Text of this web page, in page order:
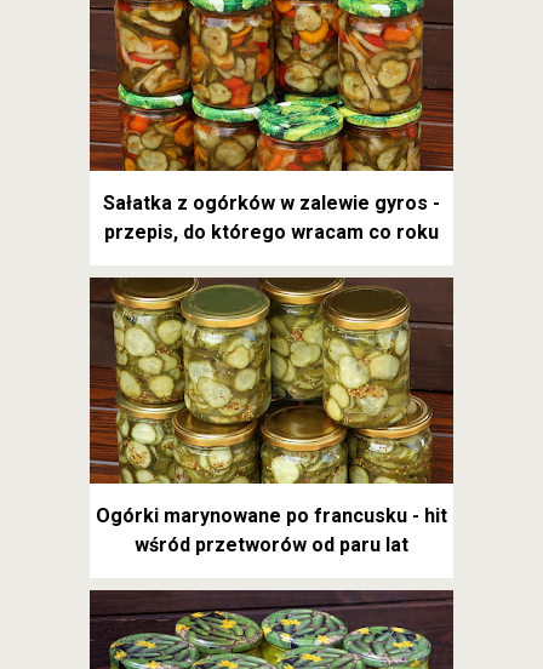
Sałatka z ogórków w zalewie gyros -
przepis, do którego wracam co roku
Ogórki marynowane po francusku - hit
wśród przetworów od paru lat